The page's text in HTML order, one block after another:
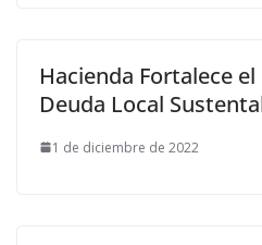
Hacienda Fortalece
Deuda Local
1 de diciembre de 2022